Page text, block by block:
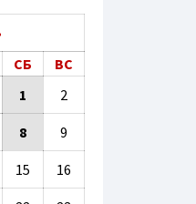
СБ
ВС
1
2
8 9
15 16